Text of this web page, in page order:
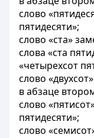
слово
пятидесяти»;
слово «ста»
слова «ста
«четырехсот
слово
в абзаце
слово
пятидесяти»;
слово